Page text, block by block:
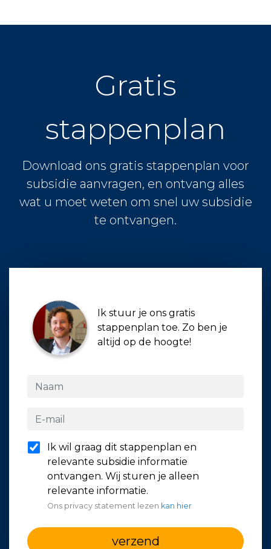
Gratis
stappenplan
Download ons gratis stappenplan voor
subsidie aanvragen, en ontvang alles
wat u moet weten om snel uw subsidie
te ontvangen.
Ik stuur je ons gratis
stappenplan toe. Zo ben je
altijd op de hoogte!
Ik wil graag dit stappenplan en
relevante subsidie informatie
ontvangen. Wij sturen je alleen
relevante informatie.
Ons privacy statement lezen kan hier
verzend